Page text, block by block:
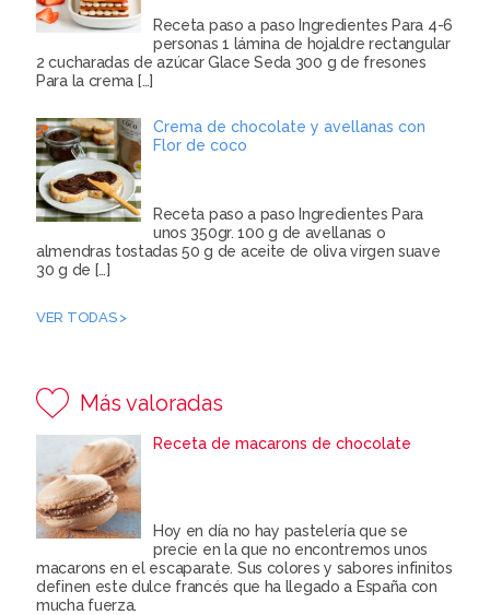
Receta paso a paso Ingredientes Para 4-6
personas 1 lámina de hojaldre rectangular
2 cucharadas de azúcar Glace Seda 300 g de fresones
Para la crema […]
Crema de chocolate y avellanas con
Flor de coco
Receta paso a paso Ingredientes Para
unos 350gr. 100 g de avellanas o
almendras tostadas 50 g de aceite de oliva virgen suave
30 g de […]
VER TODAS >
Más valoradas
Receta de macarons de chocolate
Hoy en día no hay pastelería que se
precie en la que no encontremos unos
macarons en el escaparate. Sus colores y sabores infinitos
definen este dulce francés que ha llegado a España con
mucha fuerza.